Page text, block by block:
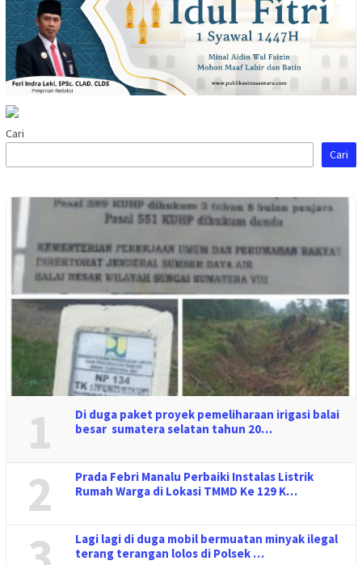
Cari
Cari
1
Di duga paket proyek pemeliharaan irigasi balai
besar sumatera selatan tahun 20…
2
Prada Febri Manalu Perbaiki Instalas Listrik
Rumah Warga di Lokasi TMMD Ke 129 K…
Lagi lagi di duga mobil bermuatan minyak ilegal
terang terangan lolos di Polsek …